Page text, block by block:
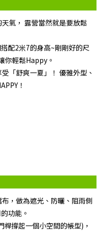
氣， 露營當然就是要放鬆
配2米7的身高~剛剛好的尺
你輕鬆Happy。
「舒爽一夏」！ 優雅外型、
！
，做為遮光、防曬、阻雨側
功能。
撐起一個小空間的帳型)，